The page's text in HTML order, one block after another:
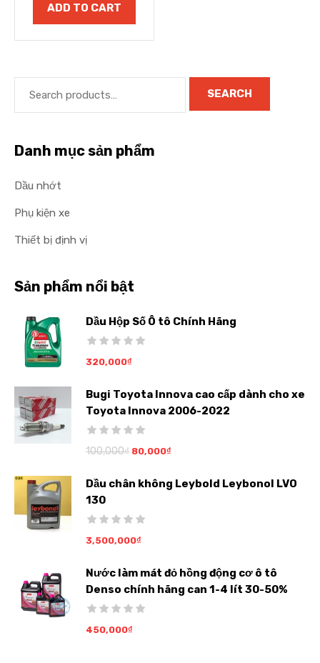
ADD TO CART
SEARCH
Danh mục sản phẩm
Dầu nhớt
Phụ kiện xe
Thiết bị định vị
Sản phẩm nổi bật
Dầu Hộp Số Ô tô Chính Hãng
320,000₫
Bugi Toyota Innova cao cấp dành cho xe
Toyota Innova 2006-2022
100,000₫ 80,000₫
Dầu chân không Leybold Leybonol LVO
130
3,500,000₫
Nước làm mát đỏ hồng động cơ ô tô
Denso chính hãng can 1-4 lít 30-50%
450,000₫